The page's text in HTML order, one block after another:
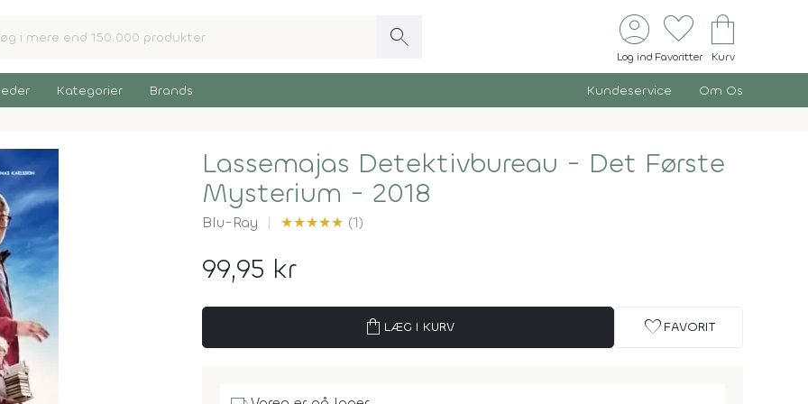
search account_circle
Log ind
favorite
Favoritter
shopping_bag
Kurv
Kategorier Brands Kundeservice Om Os
Lassemajas Detektivbureau - Det Første
Mysterium - 2018
Blu-Ray ★★★★★ (1)
99,95 kr
shopping_bag LÆG I KURV favorite FAVORIT